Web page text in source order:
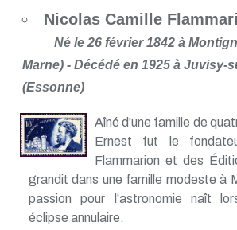
Nicolas Camille
Né le 26 février 1842 à
Marne) - Décédé en 1925 à Juvisy-
(Essonne)
Aîné d'une famille de
Ernest fut le
Flammarion et des
grandit dans une famille modeste à
passion pour l'astronomie naît
éclipse annulaire.